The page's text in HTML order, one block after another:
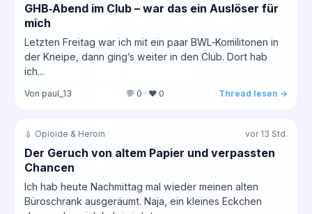
GHB‑Abend im Club – war das ein Auslöser für
mich
Letzten Freitag war ich mit ein paar BWL‑Komilitonen in
der Kneipe, dann ging’s weiter in den Club. Dort hab
ich...
Von paul_13 💬 0 · ❤️ 0 Thread lesen →
💉 Opioide & Heroin vor 13 Std.
Der Geruch von altem Papier und verpassten
Chancen
Ich hab heute Nachmittag mal wieder meinen alten
Büroschrank ausgeräumt. Naja, ein kleines Eckchen